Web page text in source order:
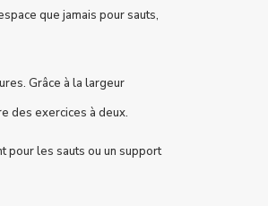
que jamais pour sauts,
Grâce à la largeur
des exercices à deux.
pour les sauts ou un support